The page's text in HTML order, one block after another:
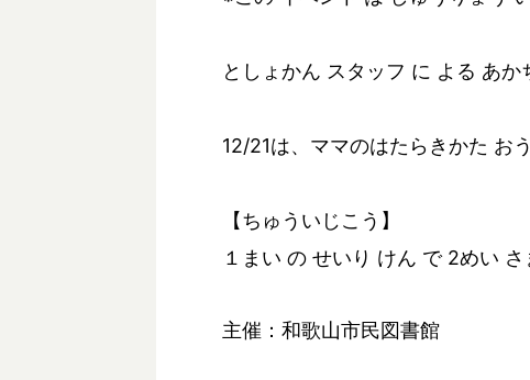
としょかん スタッフ に よる あか
12/21は、ママのはたらきかた お
【ちゅういじこう】
１まい の せいり けん で 2めい
主催：和歌山市民図書館